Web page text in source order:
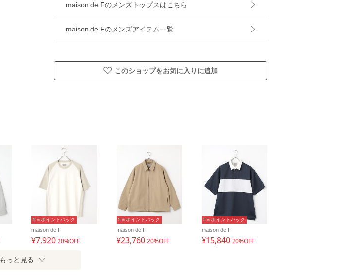
maison de Fのメンズトップスはこちら
maison de Fのメンズアイテム一覧
このショップをお気に入りに追加
5％ポイントバック
maison de F
¥7,920 20%OFF
5％ポイントバック
maison de F
¥23,760 20%OFF
5％ポイントバック
maison de F
¥15,840 20%OFF
もっと見る